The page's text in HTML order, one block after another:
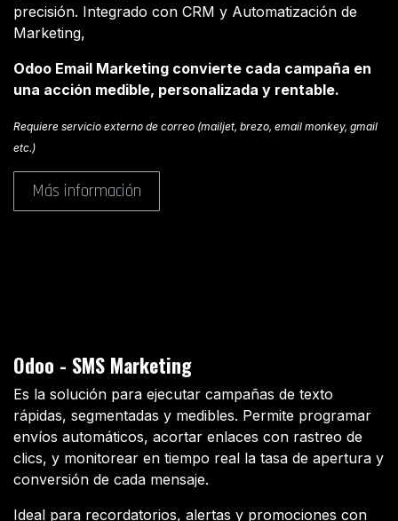
precisión. Integrado con CRM y Automatización de
Marketing,
Odoo Email Marketing convierte cada campaña en
una acción medible, personalizada y rentable.
Requiere servicio externo de correo (mailjet, brezo, email monkey, gmail
etc.)
Más información
Odoo - SMS Marketing
Es la solución para ejecutar campañas de texto
rápidas, segmentadas y medibles. Permite programar
envíos automáticos, acortar enlaces con rastreo de
clics, y monitorear en tiempo real la tasa de apertura y
conversión de cada mensaje.
Ideal para recordatorios, alertas y promociones con